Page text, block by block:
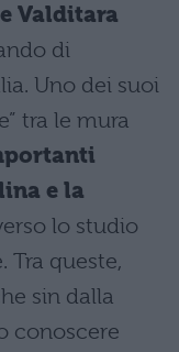
Valditara
di
Uno dei suoi
tra le mura
e la
lo studio
Tra queste,
sin dalla
conoscere